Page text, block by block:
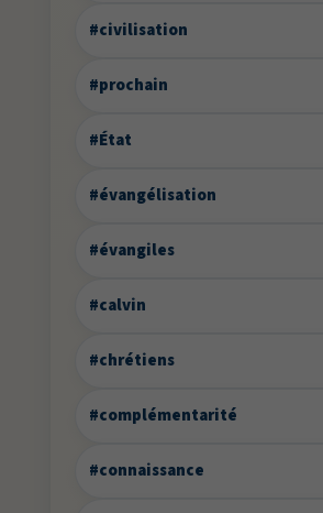
#civilisation
#prochain
#État
#évangélisation
#évangiles
#calvin
#chrétiens
#complémentarité
#connaissance